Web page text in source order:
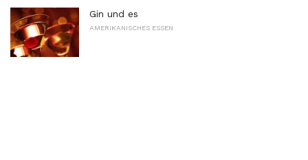
Gin und es
AMERIKANISCHES ESSEN